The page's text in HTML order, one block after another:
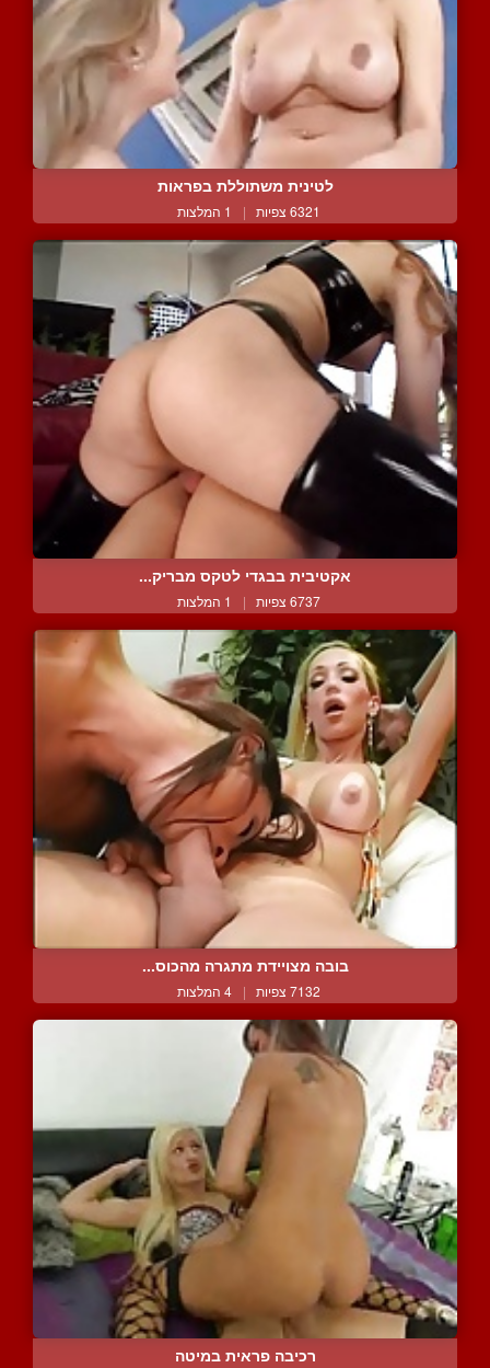
לטינית משתוללת בפראות
6321 צפיות | 1 המלצות
אקטיבית בבגדי לטקס מבריק...
6737 צפיות | 1 המלצות
בובה מצויידת מתגרה מהכוס...
7132 צפיות | 4 המלצות
רכיבה פראית במיטה